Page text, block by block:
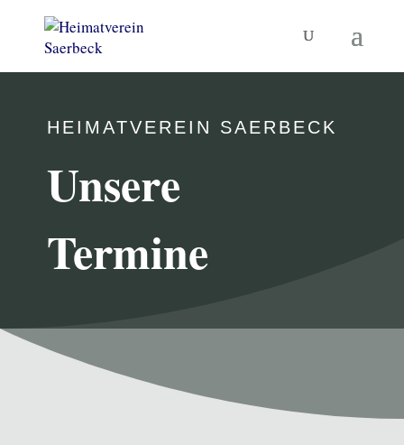
HEIMATVEREIN SAERBECK
Unsere
Termine